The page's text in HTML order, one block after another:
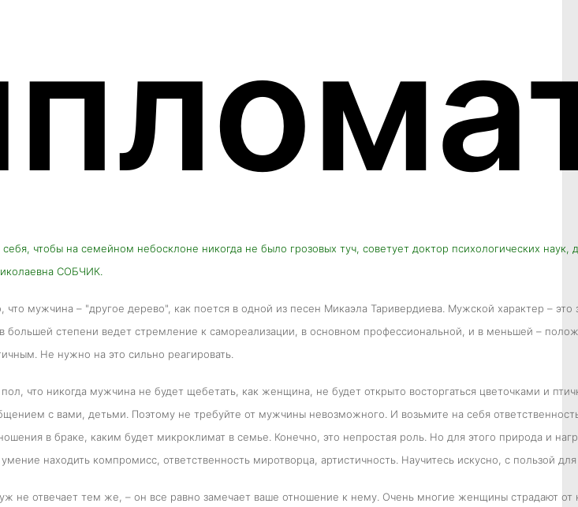
чтобы на семейном небосклоне никогда не было грозовых туч, советует доктор психологических наук,
СОБЧИК.
что мужчина – "другое дерево", как поется в одной из песен Микаэла Таривердиева. Мужской характер – это
большей степени ведет стремление к самореализации, в основном профессиональной, и в меньшей –
Не нужно на это сильно реагировать.
что никогда мужчина не будет щебетать, как женщина, не будет открыто восторгаться цветочками и
с вами, детьми. Поэтому не требуйте от мужчины невозможного. И возьмите на себя
в браке, каким будет микроклимат в семье. Конечно, это непростая роль. Но для этого природа и
находить компромисс, ответственность миротворца, артистичность. Научитесь искусно, с пользой
не отвечает тем же, – он все равно замечает ваше отношение к нему. Очень многие женщины страдают